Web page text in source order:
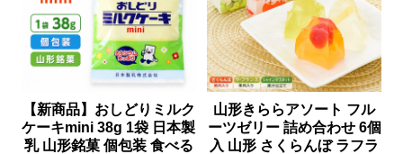
【新商品】おしどりミルク
ケーキmini 38g 1袋 日本製
乳 山形銘菓 個包装 食べる
山形きららアソート フル
ーツゼリー 詰め合わせ 6個
入 山形 さくらんぼ ラフラ